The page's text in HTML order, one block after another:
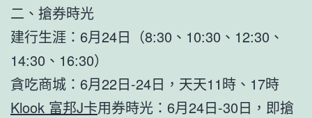
二、搶券時光
建行生涯：6月24日（8:30、10:30、12:30、
14:30、16:30）
貪吃商城：6月22日-24日，天天11時、17時
Klook 富邦J卡用券時光：6月24日-30日，即搶